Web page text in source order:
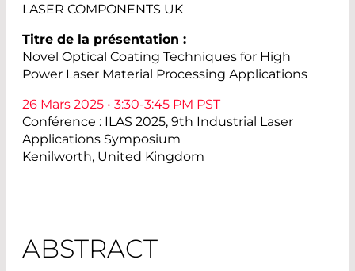
LASER COMPONENTS UK
Titre de la présentation :
Novel Optical Coating Techniques for High
Power Laser Material Processing Applications
26 Mars 2025 • 3:30-3:45 PM PST
Conférence : ILAS 2025, 9th Industrial Laser
Applications Symposium
Kenilworth, United Kingdom
ABSTRACT